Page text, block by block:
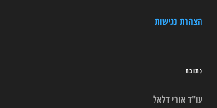
הצהרת נגישות
כתובת
עו"ד אורי דלאל